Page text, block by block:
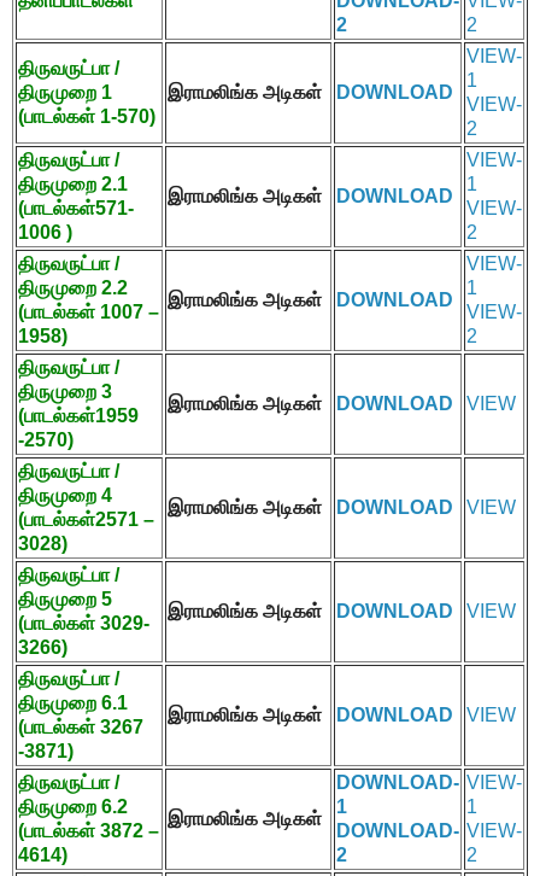
2
2
திருவருட்பா /
திருமுறை 1
(பாடல்கள் 1-570)
இராமலிங்க அடிகள் DOWNLOAD
VIEW-
1
VIEW-
2
திருவருட்பா /
திருமுறை 2.1
(பாடல்கள்571-
1006 )
இராமலிங்க அடிகள் DOWNLOAD
VIEW-
1
VIEW-
2
திருவருட்பா /
திருமுறை 2.2
(பாடல்கள் 1007 –
1958)
இராமலிங்க அடிகள் DOWNLOAD
VIEW-
1
VIEW-
2
திருவருட்பா /
திருமுறை 3
(பாடல்கள்1959
-2570)
இராமலிங்க அடிகள் DOWNLOAD VIEW
திருவருட்பா /
திருமுறை 4
(பாடல்கள்2571 –
3028)
இராமலிங்க அடிகள் DOWNLOAD VIEW
திருவருட்பா /
திருமுறை 5
(பாடல்கள் 3029-
3266)
இராமலிங்க அடிகள் DOWNLOAD VIEW
திருவருட்பா /
திருமுறை 6.1
(பாடல்கள் 3267
-3871)
இராமலிங்க அடிகள் DOWNLOAD VIEW
திருவருட்பா /
திருமுறை 6.2
(பாடல்கள் 3872 –
4614)
இராமலிங்க அடிகள்
DOWNLOAD-
1
DOWNLOAD-
2
VIEW-
1
VIEW-
2